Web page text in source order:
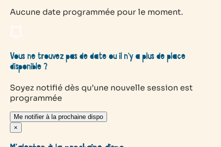
Aucune date programmée pour le moment.
Vous ne trouvez pas de date ou il n’y a plus de place
disponible ?
Soyez notifié dès qu’une nouvelle session est
programmée
Me notifier à la prochaine dispo
×